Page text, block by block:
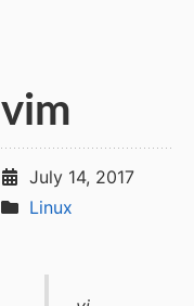
vim
July 14, 2017
Linux